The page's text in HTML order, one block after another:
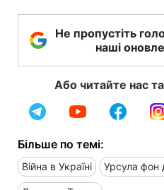
Не пропустіть
наші
Або читайте нас
Більше по темі:
Війна в Україні Урсула фон